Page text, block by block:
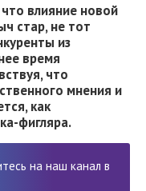
влияние новой
стар, не тот
из
время
что
мнения и
как
фигляра.
на наш канал в